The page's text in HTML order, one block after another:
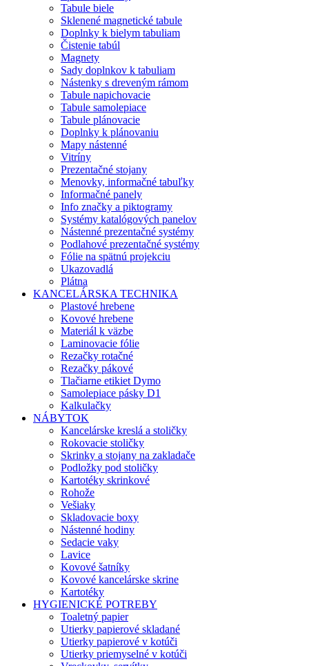
Tabule biele
Sklenené magnetické tabule
Doplnky k bielym tabuliam
Čistenie tabúl
Magnety
Sady doplnkov k tabuliam
Nástenky s dreveným rámom
Tabule napichovacie
Tabule samolepiace
Tabule plánovacie
Doplnky k plánovaniu
Mapy nástenné
Vitríny
Prezentačné stojany
Menovky, informačné tabuľky
Informačné panely
Info značky a piktogramy
Systémy katalógových panelov
Nástenné prezentačné systémy
Podlahové prezentačné systémy
Fólie na spätnú projekciu
Ukazovadlá
Plátna
KANCELÁRSKA TECHNIKA
Plastové hrebene
Kovové hrebene
Materiál k väzbe
Laminovacie fólie
Rezačky rotačné
Rezačky pákové
Tlačiarne etikiet Dymo
Samolepiace pásky D1
Kalkulačky
NÁBYTOK
Kancelárske kreslá a stoličky
Rokovacie stoličky
Skrinky a stojany na zakladače
Podložky pod stoličky
Kartotéky skrinkové
Rohože
Vešiaky
Skladovacie boxy
Nástenné hodiny
Sedacie vaky
Lavice
Kovové šatníky
Kovové kancelárske skrine
Kartotéky
HYGIENICKÉ POTREBY
Toaletný papier
Utierky papierové skladané
Utierky papierové v kotúči
Utierky priemyselné v kotúči